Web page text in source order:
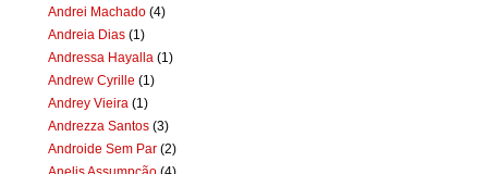
Andrei Machado (4)
Andreia Dias (1)
Andressa Hayalla (1)
Andrew Cyrille (1)
Andrey Vieira (1)
Andrezza Santos (3)
Androide Sem Par (2)